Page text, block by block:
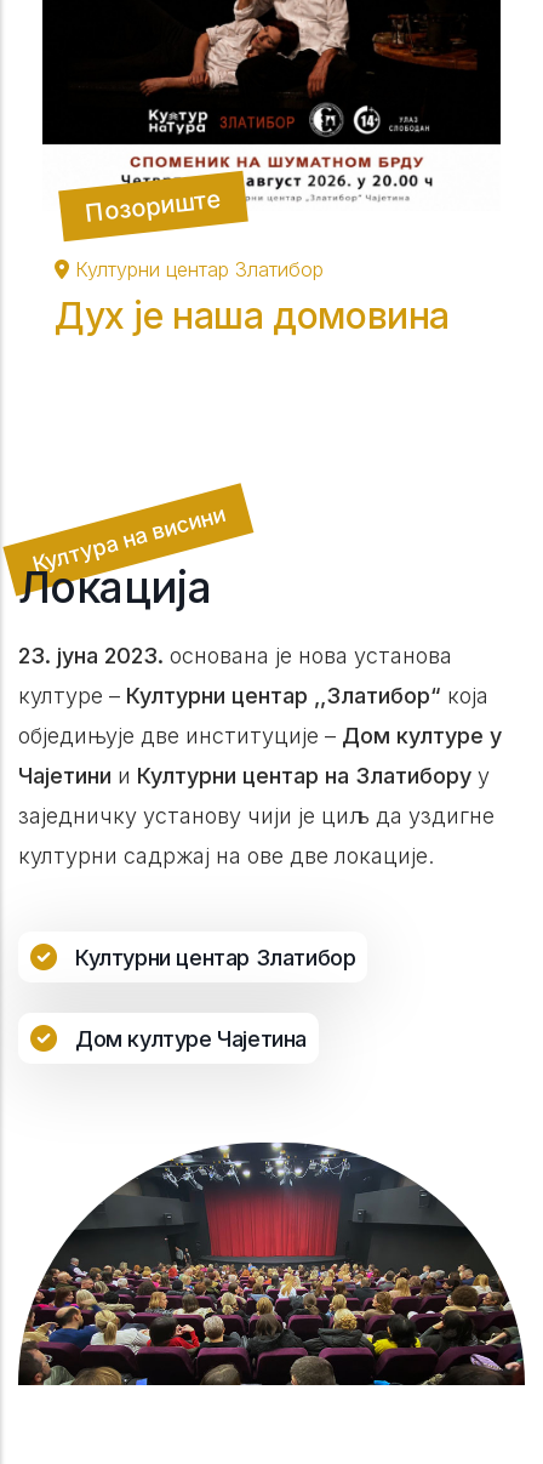
Позориште
Културни центар Златибор
Дух је наша домовина
Култура на висини
Локација
23. јуна 2023. основана је нова установа
културе – Културни центар ,,Златибор“ која
обједињује две институције – Дом културе у
Чајетини и Културни центар на Златибору у
заједничку установу чији је циљ да уздигне
културни садржај на ове две локације.
Културни центар Златибор
Дом културе Чајетина